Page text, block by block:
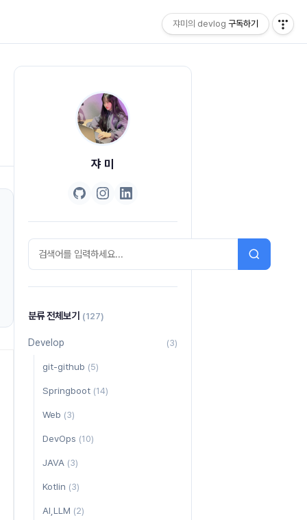
쟈 미
분류 전체보기 (127)
Develop (3)
git-github (5)
Springboot (14)
Web (3)
DevOps (10)
JAVA (3)
Kotlin (3)
AI,LLM (2)
쟈미의 devlog 구독하기